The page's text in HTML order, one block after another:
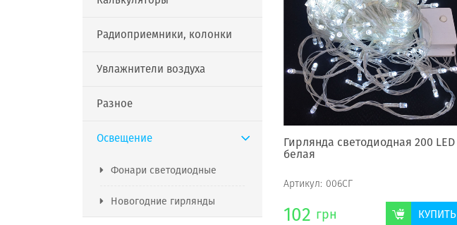
Радиоприемники, колонки
Увлажнители воздуха
Разное
Освещение
Фонари светодиодные
Новогодние гирлянды
Гирлянда светодиодная 200 LED
белая
Артикул: 006СГ
102 грн КУПИТЬ